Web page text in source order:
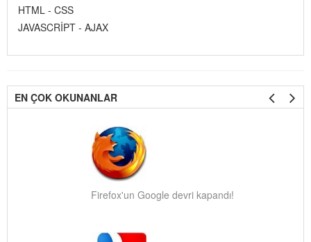
HTML - CSS
JAVASCRİPT - AJAX
EN ÇOK OKUNANLAR
Firefox'un Google devri kapandı!